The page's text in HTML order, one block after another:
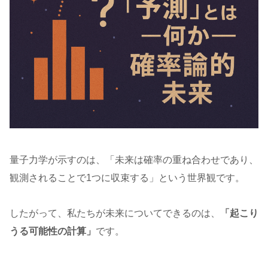
量子力学が示すのは、「未来は確率の重ね合わせであり、
観測されることで1つに収束する」という世界観です。
したがって、私たちが未来についてできるのは、
「起こり
うる可能性の計算」 です。